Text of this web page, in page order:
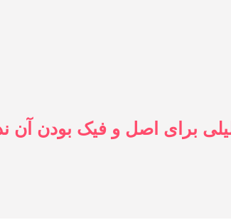
برای اصل و فیک بودن آن